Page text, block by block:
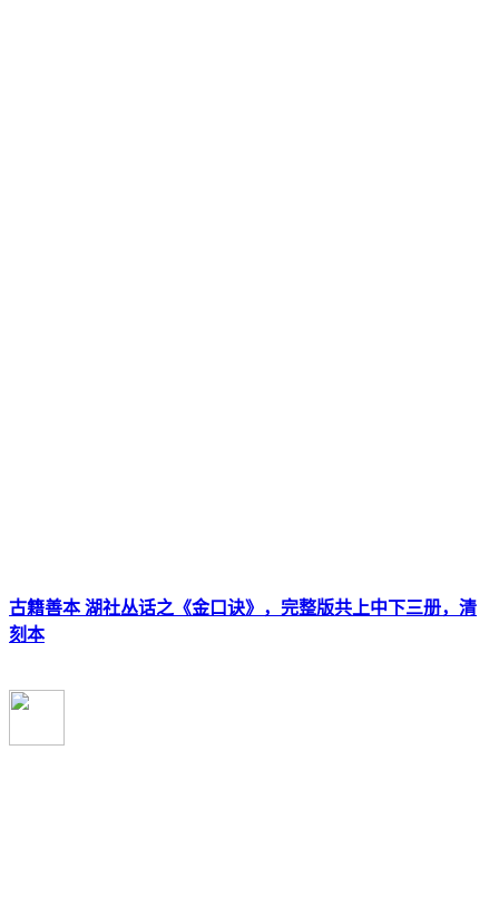
古籍善本 湖社丛话之《金口诀》，完整版共上中下三册，清
刻本